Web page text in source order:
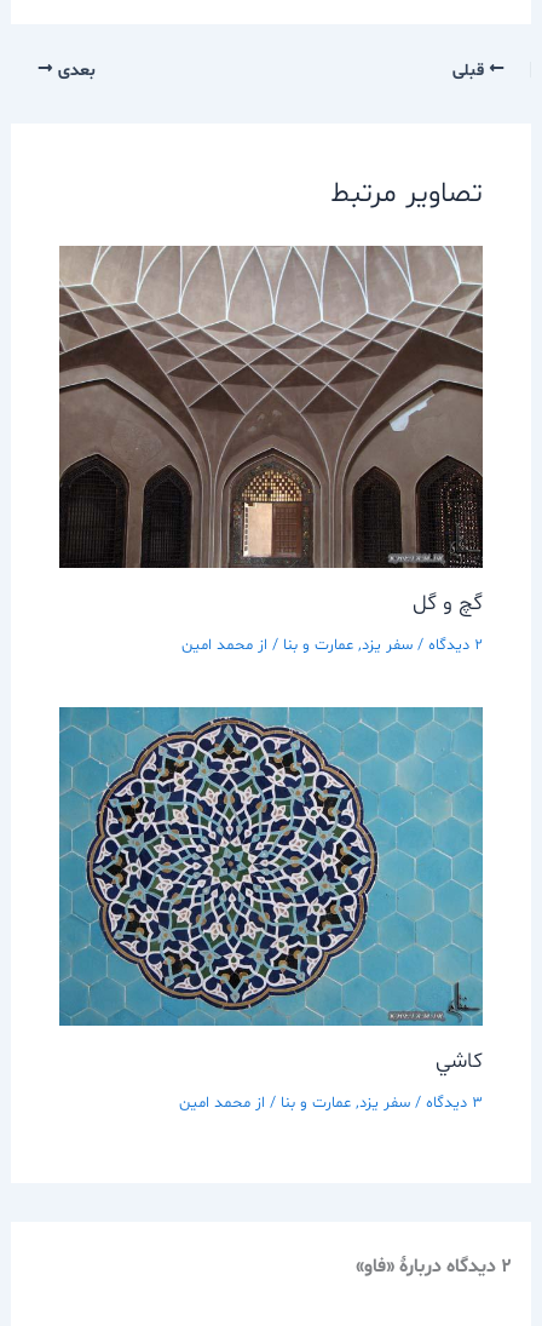
قبلی بعدی
تصاویر مرتبط
گچ و گل
2 دیدگاه / سفر يزد, عمارت و بنا / از محمد امین
كاشي
3 دیدگاه / سفر يزد, عمارت و بنا / از محمد امین
2 دیدگاه دربارهٔ «فاو»